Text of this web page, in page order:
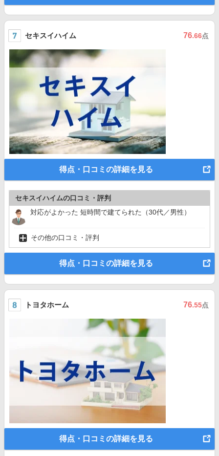
セキスイハイム 76.66点
得点・口コミの詳細を見る
セキスイハイムの口コミ・評判
対応がよかった 短時間で建てられた（30代／男性）
その他の口コミ・評判
得点・口コミの詳細を見る
トヨタホーム 76.55点
得点・口コミの詳細を見る